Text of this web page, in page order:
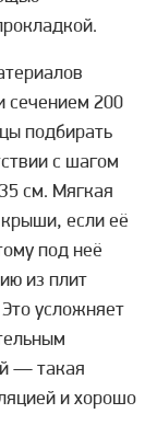
сечением 200
подбирать
с шагом
см. Мягкая
если её
под неё
из плит
усложняет
— такая
и хорошо